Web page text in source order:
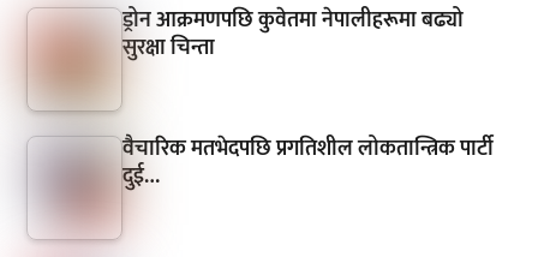
ड्रोन आक्रमणपछि कुवेतमा नेपालीहरूमा बढ्यो
सुरक्षा चिन्ता
वैचारिक मतभेदपछि प्रगतिशील लोकतान्त्रिक पार्टी
दुई…